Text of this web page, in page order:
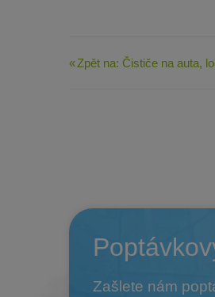
Zpět na: Čističe na auta,
Zašlete nám